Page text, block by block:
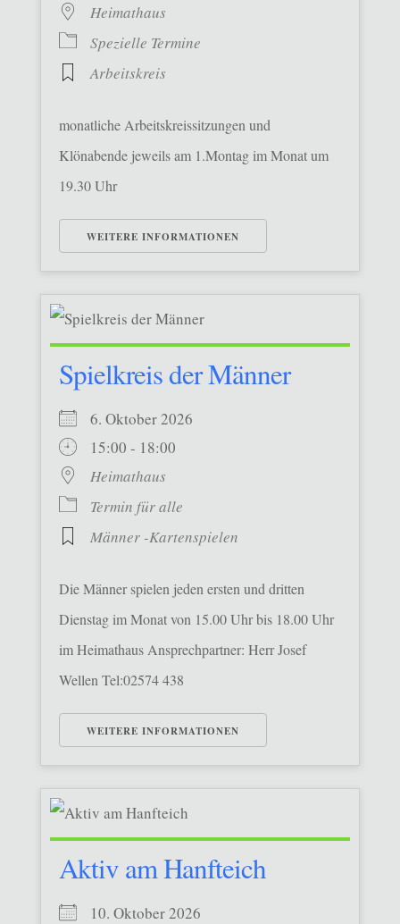
Heimathaus
Spezielle Termine
Arbeitskreis
monatliche Arbeitskreissitzungen und
Klönabende jeweils am 1.Montag im Monat um
19.30 Uhr
WEITERE INFORMATIONEN
Spielkreis der Männer
6. Oktober 2026
15:00 - 18:00
Heimathaus
Termin für alle
Männer -Kartenspielen
Die Männer spielen jeden ersten und dritten
Dienstag im Monat von 15.00 Uhr bis 18.00 Uhr
im Heimathaus Ansprechpartner: Herr Josef
Wellen Tel:02574 438
WEITERE INFORMATIONEN
Aktiv am Hanfteich
10. Oktober 2026